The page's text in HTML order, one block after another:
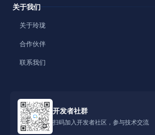
关于我们
关于玲珑
合作伙伴
联系我们
开发者社群
扫码加入开发者社区，参与技术交流